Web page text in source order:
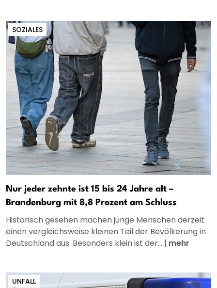
SOZIALES
Nur jeder zehnte ist 15 bis 24 Jahre alt –
Brandenburg mit 8,8 Prozent am Schluss
Historisch gesehen machen junge Menschen derzeit
einen vergleichsweise kleinen Teil der Bevölkerung in
Deutschland aus. Besonders klein ist der... | mehr
UNFALL